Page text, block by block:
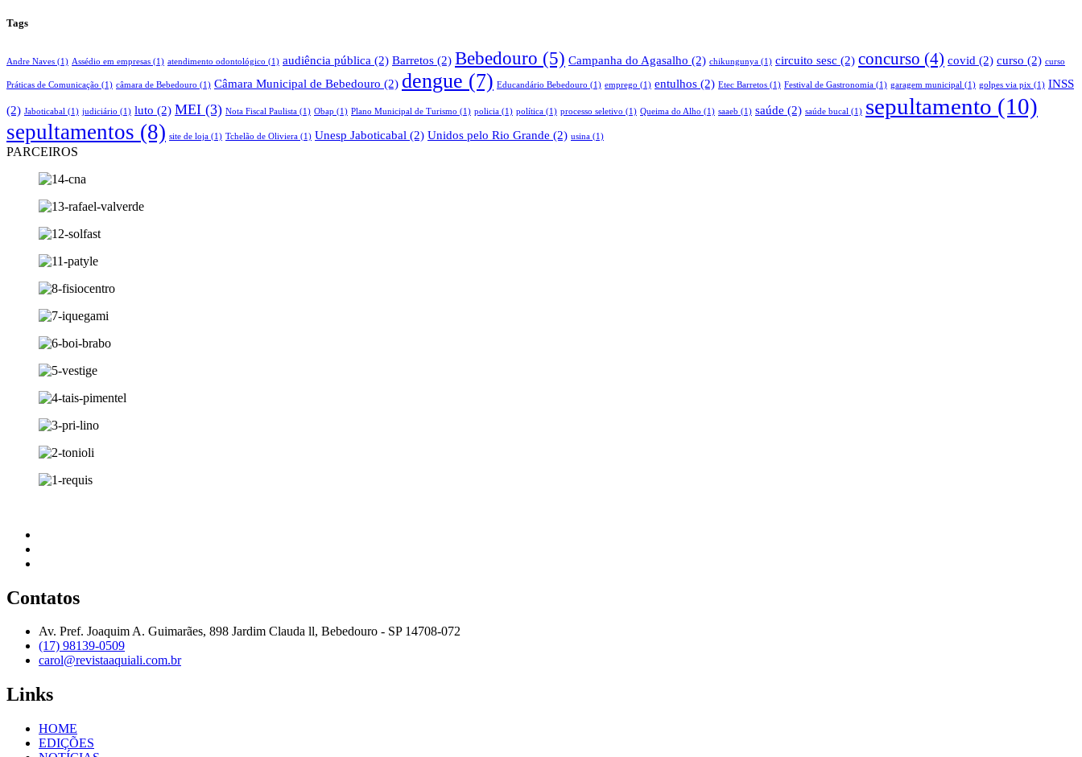
Tags
Andre Naves (1) Assédio em empresas (1) atendimento odontológico (1) audiência pública (2) Barretos (2) Bebedouro (5) Campanha do Agasalho (2) chikungunya (1) circuito sesc (2) concurso (4) covid (2) curso (2) curso
Práticas de Comunicação (1) câmara de Bebedouro (1) Câmara Municipal de Bebedouro (2) dengue (7) Educandário Bebedouro (1) emprego (1) entulhos (2) Etec Barretos (1) Festival de Gastronomia (1) garagem municipal (1) golpes via pix (1) INSS
(2) Jaboticabal (1) judiciário (1) luto (2) MEI (3) Nota Fiscal Paulista (1) Obap (1) Plano Municipal de Turismo (1) policia (1) política (1) processo seletivo (1) Queima do Alho (1) saaeb (1) saúde (2) saúde bucal (1) sepultamento (10)
sepultamentos (8) site de loja (1) Tchelão de Oliviera (1) Unesp Jaboticabal (2) Unidos pelo Rio Grande (2) usina (1)
PARCEIROS
Contatos
Av. Pref. Joaquim A. Guimarães, 898 Jardim Clauda ll, Bebedouro - SP 14708-072
(17) 98139-0509
carol@revistaaquiali.com.br
Links
HOME
EDIÇÕES